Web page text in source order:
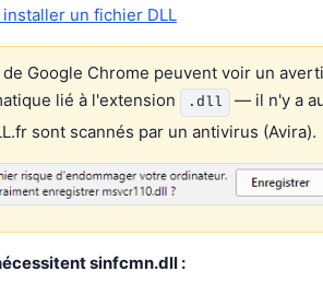
un fichier DLL
Google Chrome peuvent voir un
lié à l'extension
.dll
— il n'y a
sont scannés par un antivirus (Avira).
sinfcmn.dll :